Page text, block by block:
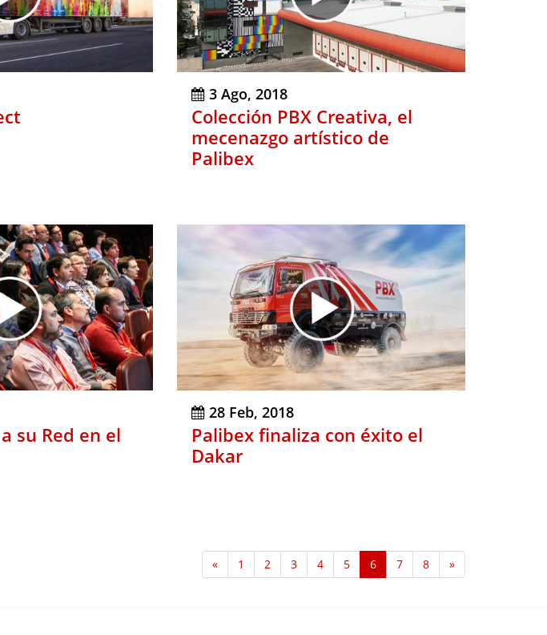
3 Ago, 2018
Colección PBX Creativa, el
mecenazgo artístico de
Palibex
su Red en el
28 Feb, 2018
Palibex finaliza con éxito el
Dakar
« 1 2 3 4 5 6 7 8 »